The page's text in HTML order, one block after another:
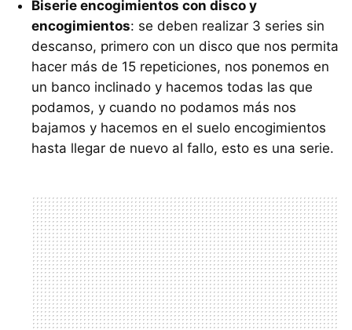
Biserie encogimientos con disco y
encogimientos: se deben realizar 3 series sin
descanso, primero con un disco que nos permita
hacer más de 15 repeticiones, nos ponemos en
un banco inclinado y hacemos todas las que
podamos, y cuando no podamos más nos
bajamos y hacemos en el suelo encogimientos
hasta llegar de nuevo al fallo, esto es una serie.